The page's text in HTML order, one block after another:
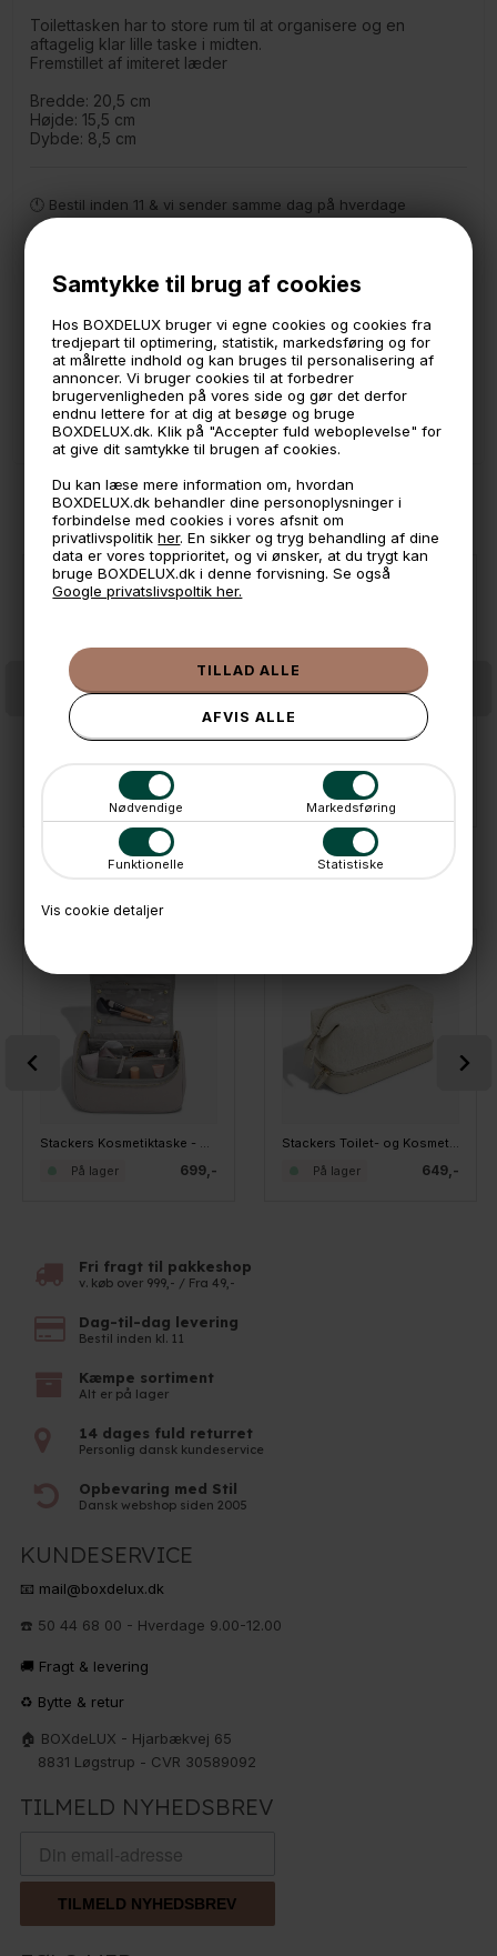
Samtykke til brug af cookies
Hos BOXDELUX bruger vi egne cookies og cookies fra
tredjepart til optimering, statistik, markedsføring og for
at målrette indhold og kan bruges til personalisering af
annoncer. Vi bruger cookies til at forbedrer
brugervenligheden på vores side og gør det derfor
endnu lettere for at dig at besøge og bruge
BOXDELUX.dk. Klik på "Accepter fuld weboplevelse" for
at give dit samtykke til brugen af cookies.
Du kan læse mere information om, hvordan
BOXDELUX.dk behandler dine personoplysninger i
forbindelse med cookies i vores afsnit om
privatlivspolitikher. En sikker og tryg behandling af dine
data er vores topprioritet, og vi ønsker, at du trygt kan
bruge BOXDELUX.dk i denne forvisning. Se også
Google privatslivspoltik her.
Nødvendige Markedsføring
Funktionelle Statistiske
Vis cookie detaljer
Toilettasken har to store rum til at organisere og en
aftagelig klar lille taske i midten.
Fremstillet af imiteret læder
Bredde: 20,5 cm
Højde: 15,5 cm
Dybde: 8,5 cm
🕚 Bestil inden 11 & vi sender samme dag på hverdage
🌟 4,9 med over 1200 anmeldelser ★★★★★
💳 Betal med
📱 Kundeservice 50446800 (9-12)
Kundeservice mail@boxdelux.dk(24/7)
ANDRE IDÉER
På lager
Stackers Kosmetiktaske - Stor, TAUPE
699,-
På lager
Stackers Toilet- og Kosmetiktaske - Linen, canvas
649,-
På lager
Fri fragt til pakkeshop
v. køb over 999,- / Fra 49,-
Dag-til-dag levering
Bestil inden kl. 11
Kæmpe sortiment
Alt er på lager
14 dages fuld returret
Personlig dansk kundeservice
Opbevaring med Stil
Dansk webshop siden 2005
KUNDESERVICE
📧 mail@boxdelux.dk
☎️ 50 44 68 00 - Hverdage 9.00-12.00
🚚 Fragt & levering
♻️ Bytte & retur
🏠 BOXdeLUX - Hjarbækvej 65
8831 Løgstrup - CVR 30589092
TILMELD NYHEDSBREV
TILMELD NYHEDSBREV